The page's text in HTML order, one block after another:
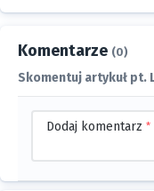
Komentarze (0)
Skomentuj artykuł pt.
Dodaj komentarz *